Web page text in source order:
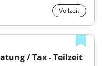
Vollzeit
/ Tax - Teilzeit